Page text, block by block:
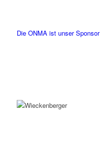
Die ONMA ist unser Sponsor